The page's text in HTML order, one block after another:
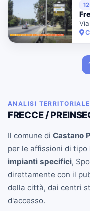
ANALISI TERRITORIALE
FRECCE /
Il comune di Castano
per le affissioni di tipo
impianti specifici,
direttamente con il
della città, dai centri
d'accesso.